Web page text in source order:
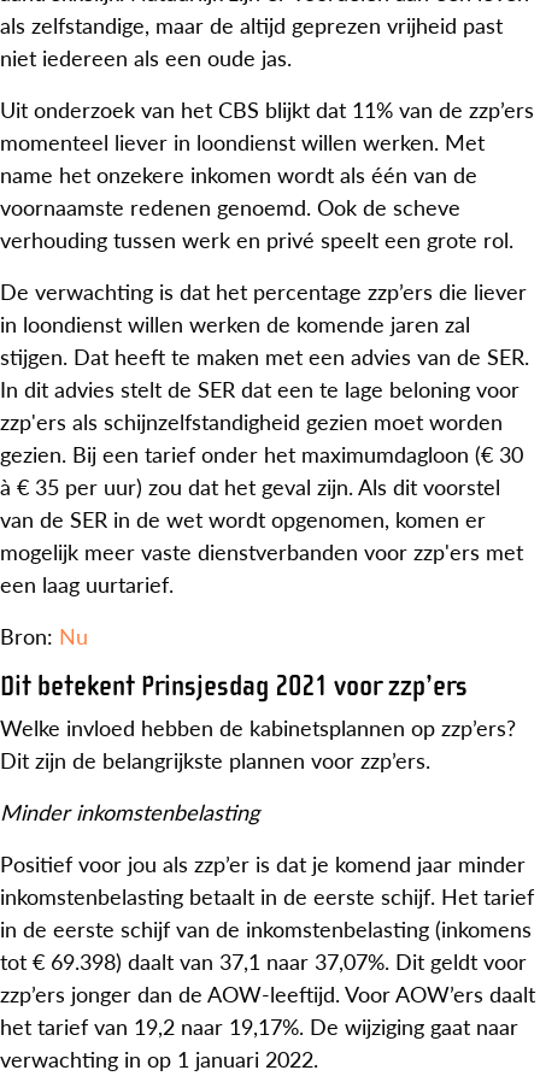
als zelfstandige, maar de altijd geprezen vrijheid past
niet iedereen als een oude jas.
Uit onderzoek van het CBS blijkt dat 11% van de zzp’ers
momenteel liever in loondienst willen werken. Met
name het onzekere inkomen wordt als één van de
voornaamste redenen genoemd. Ook de scheve
verhouding tussen werk en privé speelt een grote rol.
De verwachting is dat het percentage zzp’ers die liever
in loondienst willen werken de komende jaren zal
stijgen. Dat heeft te maken met een advies van de SER.
In dit advies stelt de SER dat een te lage beloning voor
zzp'ers als schijnzelfstandigheid gezien moet worden
gezien. Bij een tarief onder het maximumdagloon (€ 30
à € 35 per uur) zou dat het geval zijn. Als dit voorstel
van de SER in de wet wordt opgenomen, komen er
mogelijk meer vaste dienstverbanden voor zzp'ers met
een laag uurtarief.
Bron: Nu
Dit betekent Prinsjesdag 2021 voor zzp’ers
Welke invloed hebben de kabinetsplannen op zzp’ers?
Dit zijn de belangrijkste plannen voor zzp’ers.
Minder inkomstenbelasting
Positief voor jou als zzp’er is dat je komend jaar minder
inkomstenbelasting betaalt in de eerste schijf. Het tarief
in de eerste schijf van de inkomstenbelasting (inkomens
tot € 69.398) daalt van 37,1 naar 37,07%. Dit geldt voor
zzp’ers jonger dan de AOW-leeftijd. Voor AOW’ers daalt
het tarief van 19,2 naar 19,17%. De wijziging gaat naar
verwachting in op 1 januari 2022.